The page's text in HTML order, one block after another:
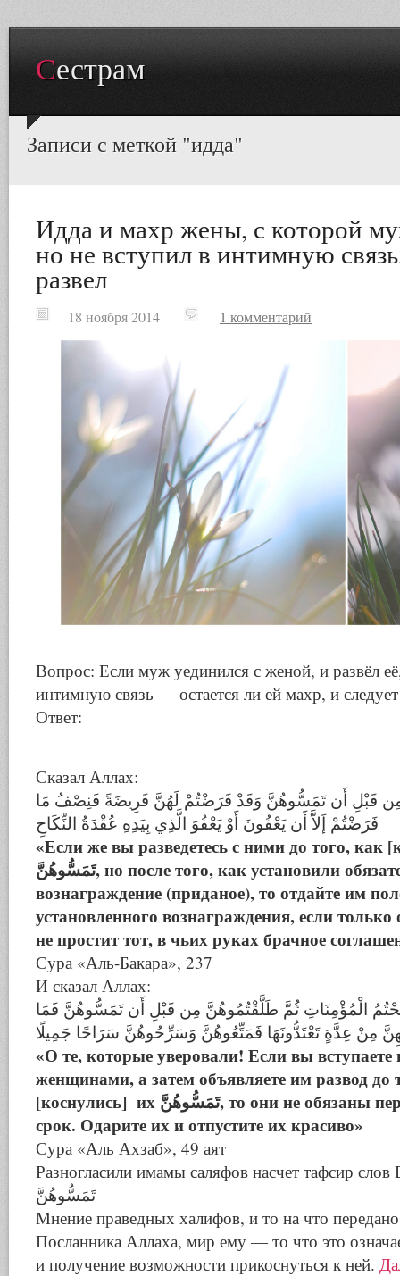
Сестрам
Записи с меткой "идда"
Идда и махр жены, с которой
но не вступил в интимную
развел
18 ноября 2014 1 комментарий
Вопрос: Если муж уединился с женой, и развёл
интимную связь — остается ли ей махр, и
Ответ:
Сказал Аллах:
قَبْلِ أَن تَمَسُّوهُنَّ وَقَدْ فَرَضْتُمْ لَهُنَّ فَرِيضَةً فَنِصْفُ مَا
فَرَضْتُمْ إَلاَّ أَن يَعْفُونَ أَوْ يَعْفُوَ الَّذِي بِيَدِهِ عُقْدَةُ النِّكَاحِ
«Если же вы разведетесь с ними до того, как
تَمَسُّوهُنَّ, но после того, как установили обязательное
вознаграждение (приданое), то отдайте им
установленного вознаграждения, если
не простит тот, в чьих руках брачное
Сура «Аль-Бакара», 237
И сказал Аллах:
نَكَحْتُمُ الْمُؤْمِنَاتِ ثُمَّ طَلَّقْتُمُوهُنَّ مِن قَبْلِ أَن تَمَسُّوهُنَّ فَمَا
مِنْ عِدَّةٍ تَعْتَدُّونَهَا فَمَتِّعُوهُنَّ وَسَرِّحُوهُنَّ سَرَاحًا جَمِيلًا
«О те, которые уверовали! Если вы
женщинами, а затем объявляете им развод до
[коснулись] их تَمَسُّوهُنَّ, то они не обязаны перед вами выжидать
срок. Одарите их и отпустите их красиво»
Сура «Аль Ахзаб», 49 аят
Разногласили имамы саляфов насчет тафсир
تَمَسُّوهُنَّ
Мнение праведных халифов, и то на что
Посланника Аллаха, мир ему — то что это
и получение возможности прикоснуться к ней.